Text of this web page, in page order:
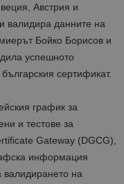
Австрия и
валидира данните на
Бойко Борисов и
успешното
сертификат.
график за
и тестове за
Gateway (DGCG),
информация
валидирането на